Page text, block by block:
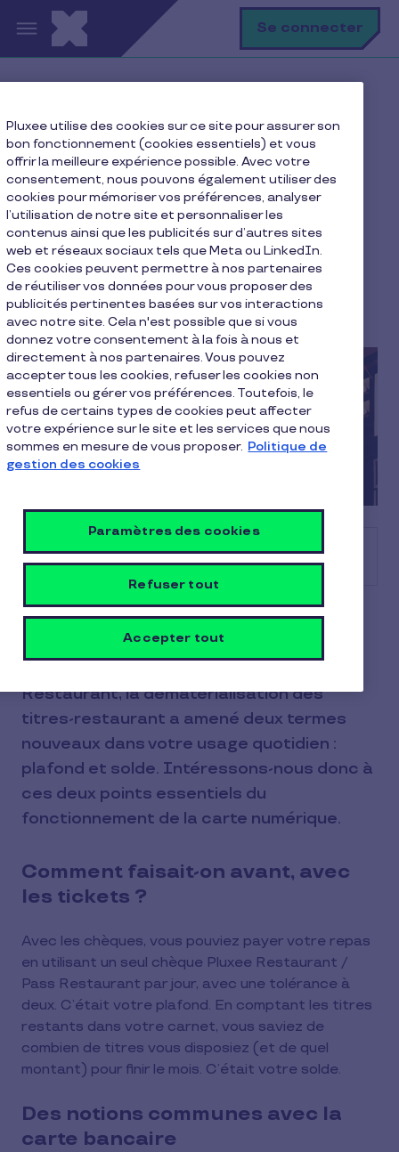
Aller au contenu principal Se connecter
Je me restaure
Ne confondez pas “plafond” et “solde” !
Ne confondez pas
“plafond” et “solde” !
3 min de lecture 15 mars 2019
Sommaire
[Mise à jour du 06 janvier 2024]
Restaurant, la dématérialisation des
titres-restaurant a amené deux termes
nouveaux dans votre usage quotidien :
plafond et solde. Intéressons-nous donc à
ces deux points essentiels du
fonctionnement de la carte numérique.
Comment faisait-on avant, avec
les tickets ?
Avec les chèques, vous pouviez payer votre repas
en utilisant un seul chèque Pluxee Restaurant /
Pass Restaurant par jour, avec une tolérance à
deux. C’était votre plafond. En comptant les titres
restants dans votre carnet, vous saviez de
combien de titres vous disposiez (et de quel
montant) pour finir le mois. C’était votre solde.
Des notions communes avec la
carte bancaire
Pluxee utilise des cookies sur ce site pour assurer son
bon fonctionnement (cookies essentiels) et vous
offrir la meilleure expérience possible. Avec votre
consentement, nous pouvons également utiliser des
cookies pour mémoriser vos préférences, analyser
l’utilisation de notre site et personnaliser les
contenus ainsi que les publicités sur d’autres sites
web et réseaux sociaux tels que Meta ou LinkedIn.
Ces cookies peuvent permettre à nos partenaires
de réutiliser vos données pour vous proposer des
publicités pertinentes basées sur vos interactions
avec notre site. Cela n'est possible que si vous
donnez votre consentement à la fois à nous et
directement à nos partenaires. Vous pouvez
accepter tous les cookies, refuser les cookies non
essentiels ou gérer vos préférences. Toutefois, le
refus de certains types de cookies peut affecter
votre expérience sur le site et les services que nous
sommes en mesure de vous proposer. Politique de
gestion des cookies
Paramètres des cookies
Refuser tout
Accepter tout